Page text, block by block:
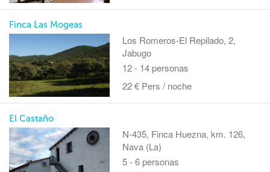
Finca Las Mogeas
Los Romeros-El Repilado, 2,
Jabugo
12 - 14 personas
22 € Pers / noche
El Castaño
N-435, Finca Huezna, km. 126,
Nava (La)
5 - 6 personas